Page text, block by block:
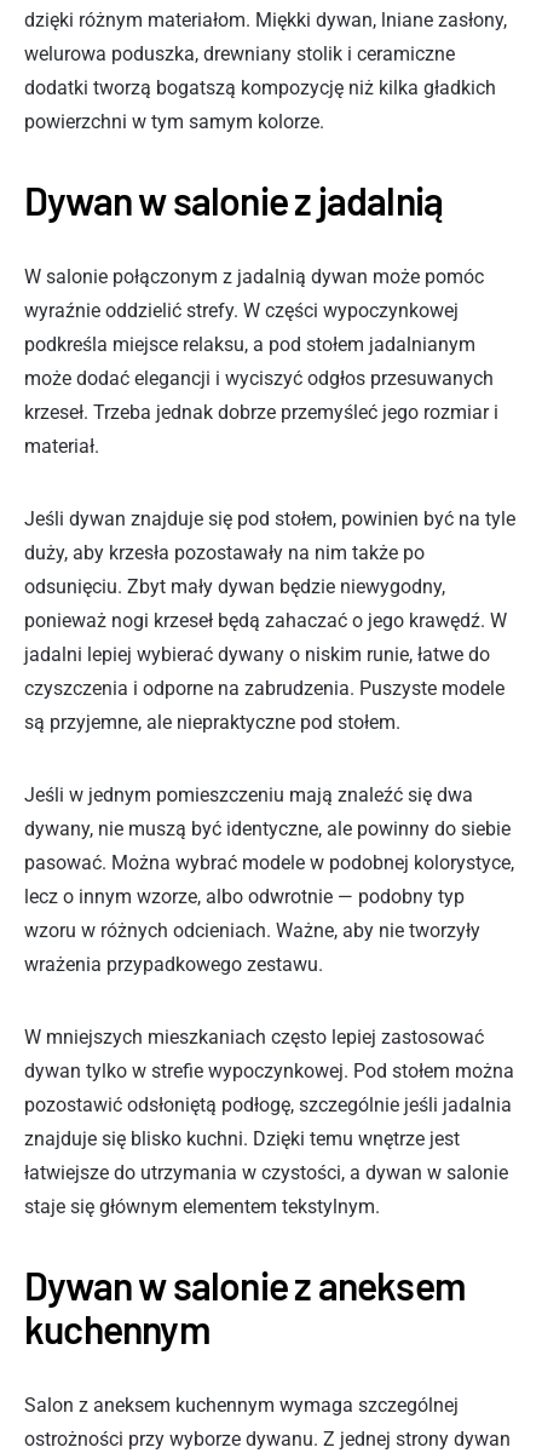
dzięki różnym materiałom. Miękki dywan, lniane zasłony,
welurowa poduszka, drewniany stolik i ceramiczne
dodatki tworzą bogatszą kompozycję niż kilka gładkich
powierzchni w tym samym kolorze.
Dywan w salonie z jadalnią
W salonie połączonym z jadalnią dywan może pomóc
wyraźnie oddzielić strefy. W części wypoczynkowej
podkreśla miejsce relaksu, a pod stołem jadalnianym
może dodać elegancji i wyciszyć odgłos przesuwanych
krzeseł. Trzeba jednak dobrze przemyśleć jego rozmiar i
materiał.
Jeśli dywan znajduje się pod stołem, powinien być na tyle
duży, aby krzesła pozostawały na nim także po
odsunięciu. Zbyt mały dywan będzie niewygodny,
ponieważ nogi krzeseł będą zahaczać o jego krawędź. W
jadalni lepiej wybierać dywany o niskim runie, łatwe do
czyszczenia i odporne na zabrudzenia. Puszyste modele
są przyjemne, ale niepraktyczne pod stołem.
Jeśli w jednym pomieszczeniu mają znaleźć się dwa
dywany, nie muszą być identyczne, ale powinny do siebie
pasować. Można wybrać modele w podobnej kolorystyce,
lecz o innym wzorze, albo odwrotnie — podobny typ
wzoru w różnych odcieniach. Ważne, aby nie tworzyły
wrażenia przypadkowego zestawu.
W mniejszych mieszkaniach często lepiej zastosować
dywan tylko w strefie wypoczynkowej. Pod stołem można
pozostawić odsłoniętą podłogę, szczególnie jeśli jadalnia
znajduje się blisko kuchni. Dzięki temu wnętrze jest
łatwiejsze do utrzymania w czystości, a dywan w salonie
staje się głównym elementem tekstylnym.
Dywan w salonie z aneksem
kuchennym
Salon z aneksem kuchennym wymaga szczególnej
ostrożności przy wyborze dywanu. Z jednej strony dywan